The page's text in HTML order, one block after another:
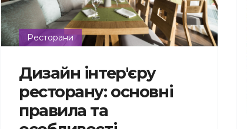
Ресторани
Дизайн інтер'єру
ресторану: основні
правила та